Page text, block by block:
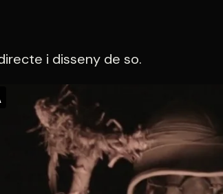
i disseny de so.